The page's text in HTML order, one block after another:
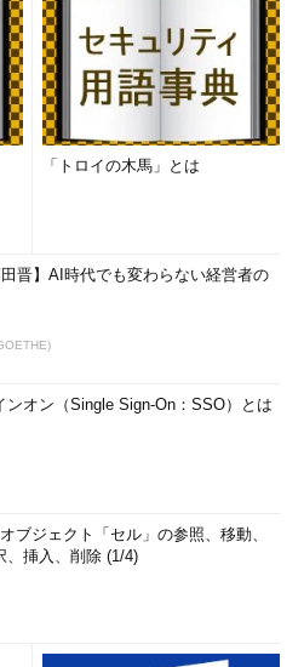
「トロイの木馬」とは
田晋】AI時代でも変わらない経営者の
ンオン（Single Sign-On：SSO）とは
ブジェクト「セル」の参照、移動、
、挿入、削除 (1/4)